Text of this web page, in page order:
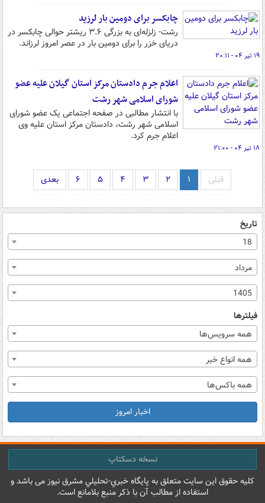
چابکسر برای دومین بار لرزید
رشت- زلزله‌ای به بزرگی ۳.۶ ریشتر حوالی چابکسر در
دریای خزر را برای دومین بار در عصر امروز لرزاند.
۱۹ تیر ۰۴ - ۲۰:۱۱
اعلام جرم دادستان مرکز استان گیلان علیه عضو
شورای اسلامی شهر رشت
با انتشار مطالبی در صفحه اجتماعی یک عضو شورای
اسلامی شهر رشت، دادستان مرکز استان علیه وی
اعلام جرم کرد.
۱۸ تیر ۰۴ - ۲۱:۰۰
قبلی ۱ ۲ ۳ ۴ ۵ ۶ بعدی
تاریخ
18
مرداد
1405
فیلترها
همه سرویس‌ها
همه انواع خبر
همه باکس‌ها
اخبار امروز
نسخه دسکتاپ
کليه حقوق اين سايت متعلق به پایگاه خبري-تحليلي مشرق نيوز می باشد و
استفاده از مطالب آن با ذکر منبع بلامانع است.